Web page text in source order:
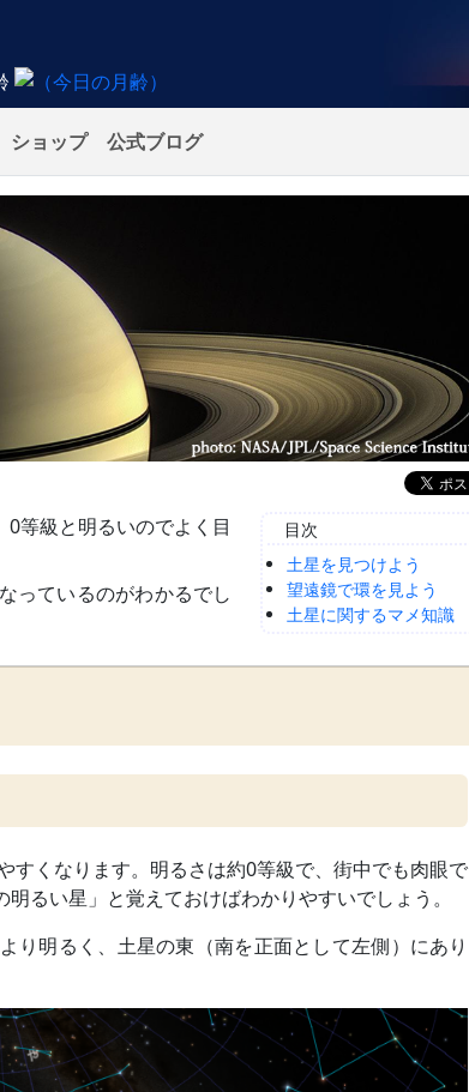
ショップ 公式ブログ
等級と明るいのでよく目
っているのがわかるでし
目次
土星を見つけよう
望遠鏡で環を見よう
土星に関するマメ知識
すくなります。明るさは約0等級で、街中でも肉眼で
るい星」と覚えておけばわかりやすいでしょう。
り明るく、土星の東（南を正面として左側）にあり